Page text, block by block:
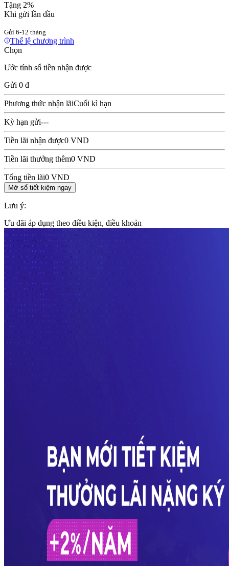
Tặng 2%
Khi gửi lần đầu
Gửi 6-12 tháng
Thể lệ chương trình
Chọn
Ước tính số tiền nhận được
Gửi 0 đ
Phương thức nhận lãiCuối kì hạn
Kỳ hạn gửi---
Tiền lãi nhận được0 VND
Tiền lãi thưởng thêm0 VND
Tổng tiền lãi0 VND
Mở sổ tiết kiệm ngay
Lưu ý:
Ưu đãi áp dụng theo điều kiện, điều khoản